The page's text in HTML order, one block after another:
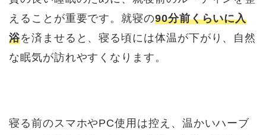
えることが重要です。就寝の90分前くらいに入
浴を済ませると、寝る頃には体温が下がり、自然
な眠気が訪れやすくなります。
寝る前のスマホやPC使用は控え、温かいハーブ